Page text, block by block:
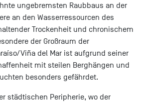
ungebremsten Raubbaus an der
an den Wasserressourcen des
Trockenheit und chronischem
der Großraum der
Viña del Mar ist aufgrund seiner
mit steilen Berghängen und
besonders gefährdet.
städtischen Peripherie, wo der